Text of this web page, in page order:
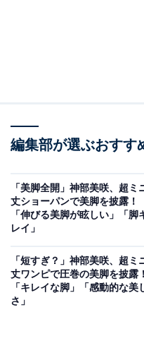
編集部が選ぶおすす
「美脚全開」神部美咲、超ミ
丈ショーパンで美脚を披露！
「伸びる美脚が眩しい」「脚
レイ」
「短すぎ？」神部美咲、超ミ
丈ワンピで圧巻の美脚を披露！
「キレイな脚」「感動的な美
さ」